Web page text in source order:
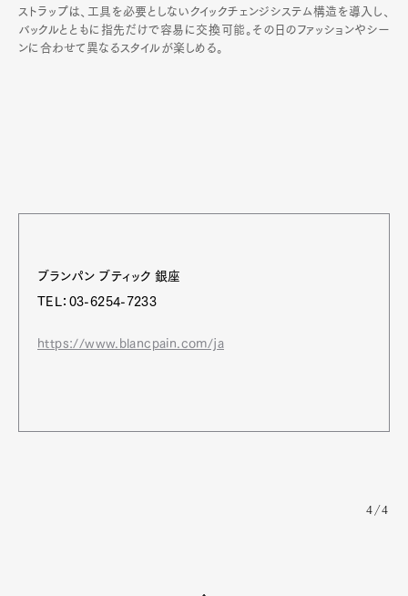
ストラップは、工具を必要としないクイックチェンジシステム構造を導入し、
バックルとともに指先だけで容易に交換可能。その日のファッションやシー
ンに合わせて異なるスタイルが楽しめる。
ブランパン ブティック 銀座
TEL：03-6254-7233
https://www.blancpain.com/ja
4/4